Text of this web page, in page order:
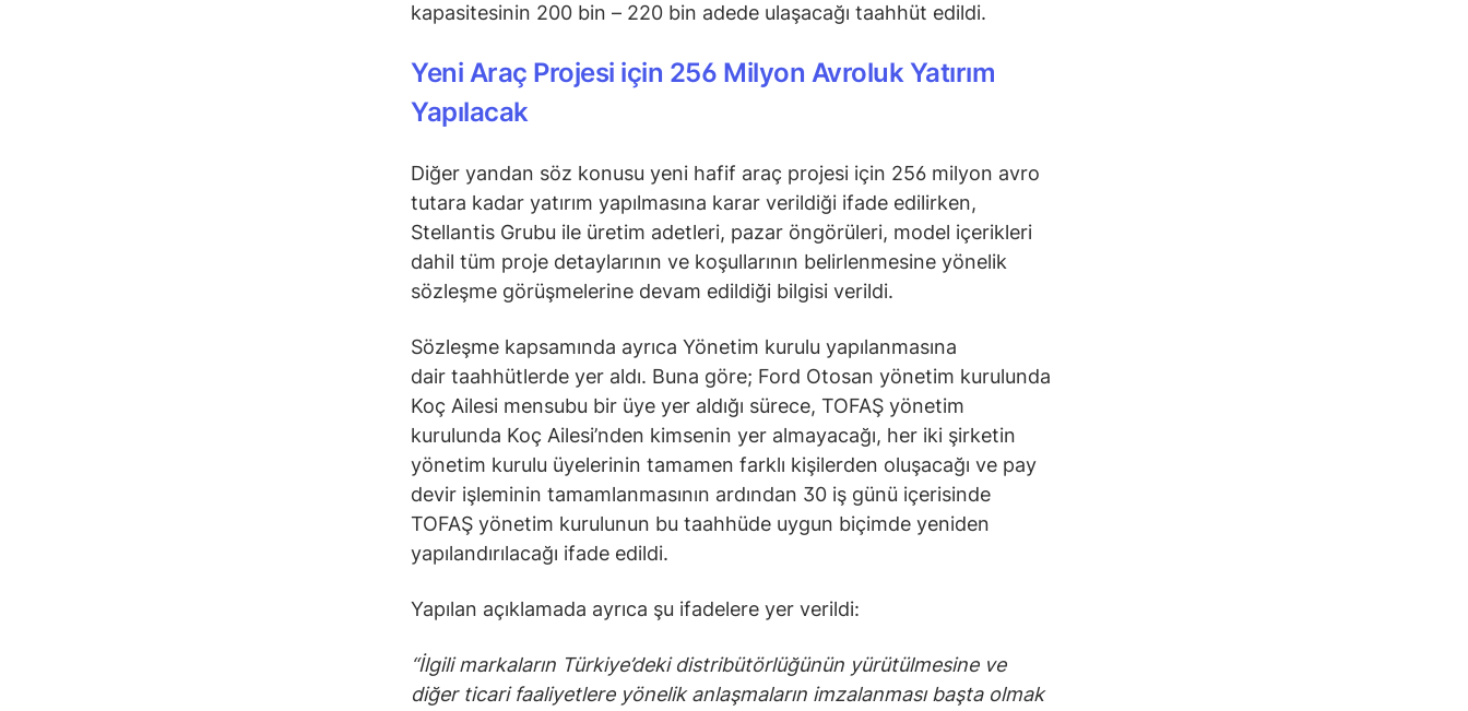
kapasitesinin 200 bin – 220 bin adede ulaşacağı taahhüt edildi.
Yeni Araç Projesi için 256 Milyon Avroluk Yatırım
Yapılacak
Diğer yandan söz konusu yeni hafif araç projesi için 256 milyon avro
tutara kadar yatırım yapılmasına karar verildiği ifade edilirken,
Stellantis Grubu ile üretim adetleri, pazar öngörüleri, model içerikleri
dahil tüm proje detaylarının ve koşullarının belirlenmesine yönelik
sözleşme görüşmelerine devam edildiği bilgisi verildi.
Sözleşme kapsamında ayrıca Yönetim kurulu yapılanmasına
dair taahhütlerde yer aldı. Buna göre; Ford Otosan yönetim kurulunda
Koç Ailesi mensubu bir üye yer aldığı sürece, TOFAŞ yönetim
kurulunda Koç Ailesi’nden kimsenin yer almayacağı, her iki şirketin
yönetim kurulu üyelerinin tamamen farklı kişilerden oluşacağı ve pay
devir işleminin tamamlanmasının ardından 30 iş günü içerisinde
TOFAŞ yönetim kurulunun bu taahhüde uygun biçimde yeniden
yapılandırılacağı ifade edildi.
Yapılan açıklamada ayrıca şu ifadelere yer verildi:
“İlgili markaların Türkiye’deki distribütörlüğünün yürütülmesine ve
diğer ticari faaliyetlere yönelik anlaşmaların imzalanması başta olmak